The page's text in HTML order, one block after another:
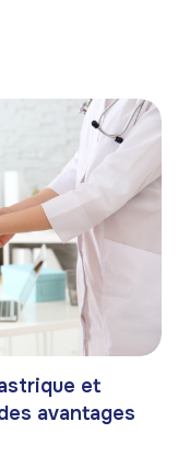
et
avantages